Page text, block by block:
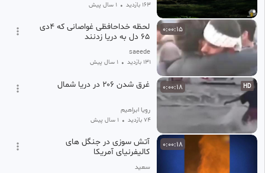
163 بازدید • 1 سال پیش
0:00:15
لحظه خداحافظی غواصانی که ۴دی
۶۵ دل به دریا زدنند
saeede
131 بازدید • 1 سال پیش
HD
0:00:18 غرق شدن ۲۰۶ در دریا شمال
رویا ابراهیم
74 بازدید • 1 سال پیش
0:00:18
آتش سوزی در جنگل های
کالیفرنیای آمریکا
سعید